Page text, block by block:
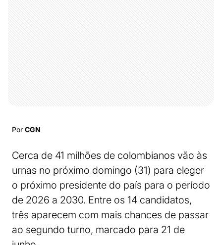
Por CGN
Cerca de 41 milhões de colombianos vão às
urnas no próximo domingo (31) para eleger
o próximo presidente do país para o período
de 2026 a 2030. Entre os 14 candidatos,
três aparecem com mais chances de passar
ao segundo turno, marcado para 21 de